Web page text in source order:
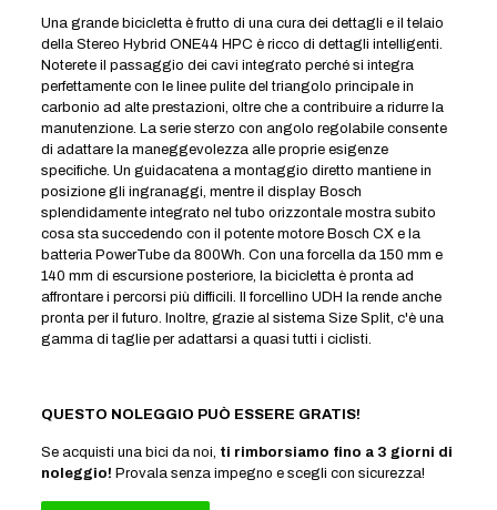
Una grande bicicletta è frutto di una cura dei dettagli e il telaio
della Stereo Hybrid ONE44 HPC è ricco di dettagli intelligenti.
Noterete il passaggio dei cavi integrato perché si integra
perfettamente con le linee pulite del triangolo principale in
carbonio ad alte prestazioni, oltre che a contribuire a ridurre la
manutenzione. La serie sterzo con angolo regolabile consente
di adattare la maneggevolezza alle proprie esigenze
specifiche. Un guidacatena a montaggio diretto mantiene in
posizione gli ingranaggi, mentre il display Bosch
splendidamente integrato nel tubo orizzontale mostra subito
cosa sta succedendo con il potente motore Bosch CX e la
batteria PowerTube da 800Wh. Con una forcella da 150 mm e
140 mm di escursione posteriore, la bicicletta è pronta ad
affrontare i percorsi più difficili. Il forcellino UDH la rende anche
pronta per il futuro. Inoltre, grazie al sistema Size Split, c'è una
gamma di taglie per adattarsi a quasi tutti i ciclisti.
QUESTO NOLEGGIO PUÒ ESSERE GRATIS!
Se acquisti una bici da noi, ti rimborsiamo fino a 3 giorni di
noleggio! Provala senza impegno e scegli con sicurezza!